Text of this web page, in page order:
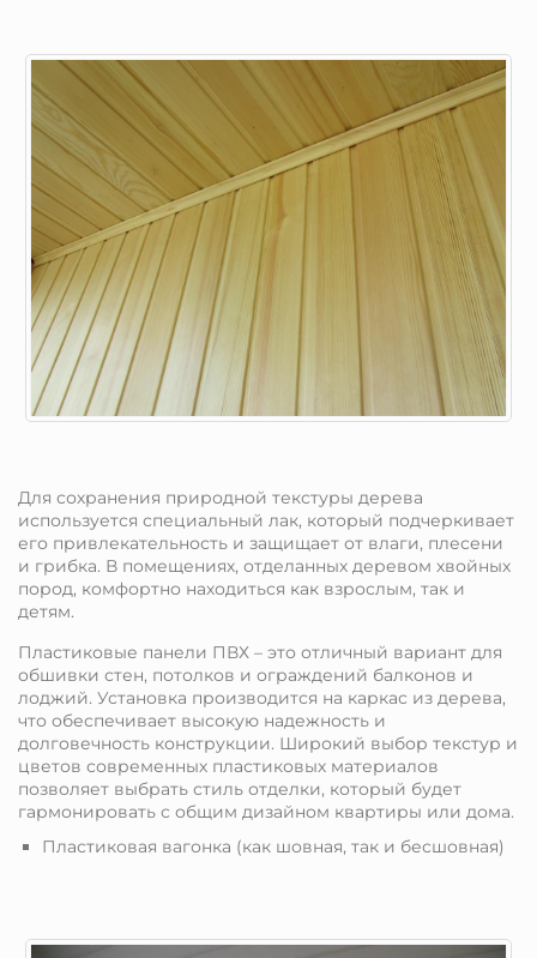
Для сохранения природной текстуры дерева
используется специальный лак, который подчеркивает
его привлекательность и защищает от влаги, плесени
и грибка. В помещениях, отделанных деревом хвойных
пород, комфортно находиться как взрослым, так и
детям.
Пластиковые панели ПВХ – это отличный вариант для
обшивки стен, потолков и ограждений балконов и
лоджий. Установка производится на каркас из дерева,
что обеспечивает высокую надежность и
долговечность конструкции. Широкий выбор текстур и
цветов современных пластиковых материалов
позволяет выбрать стиль отделки, который будет
гармонировать с общим дизайном квартиры или дома.
Пластиковая вагонка (как шовная, так и бесшовная)